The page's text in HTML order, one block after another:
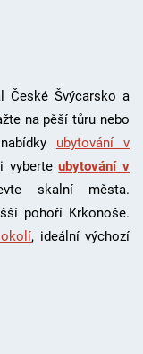
České Švýcarsko a
na pěší tůru nebo
ubytování v
vyberteubytování v
skalní města.
pohoří Krkonoše.
, ideální výchozí